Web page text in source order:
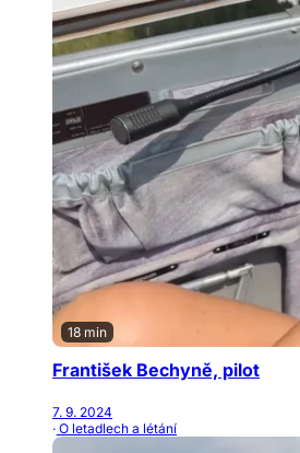
18 min
František Bechyně, pilot
7. 9. 2024
· O letadlech a létání